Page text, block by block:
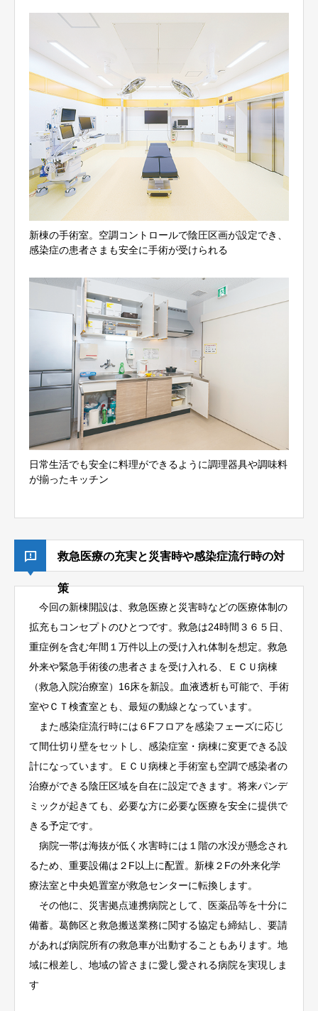
新棟の手術室。空調コントロールで陰圧区画が設定でき、
感染症の患者さまも安全に手術が受けられる
日常生活でも安全に料理ができるように調理器具や調味料
が揃ったキッチン
救急医療の充実と災害時や感染症流行時の対
策
今回の新棟開設は、救急医療と災害時などの医療体制の
拡充もコンセプトのひとつです。救急は24時間３６５日、
重症例を含む年間１万件以上の受け入れ体制を想定。救急
外来や緊急手術後の患者さまを受け入れる、ＥＣＵ病棟
（救急入院治療室）16床を新設。血液透析も可能で、手術
室やＣＴ検査室とも、最短の動線となっています。
また感染症流行時には６Fフロアを感染フェーズに応じ
て間仕切り壁をセットし、感染症室・病棟に変更できる設
計になっています。ＥＣＵ病棟と手術室も空調で感染者の
治療ができる陰圧区域を自在に設定できます。将来パンデ
ミックが起きても、必要な方に必要な医療を安全に提供で
きる予定です。
病院一帯は海抜が低く水害時には１階の水没が懸念され
るため、重要設備は２F以上に配置。新棟２Fの外来化学
療法室と中央処置室が救急センターに転換します。
その他に、災害拠点連携病院として、医薬品等を十分に
備蓄。葛飾区と救急搬送業務に関する協定も締結し、要請
があれば病院所有の救急車が出動することもあります。地
域に根差し、地域の皆さまに愛し愛される病院を実現しま
す